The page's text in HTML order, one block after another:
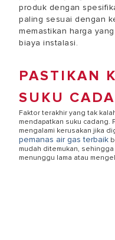
produk dengan
paling sesuai dengan
memastikan harga
biaya instalasi.
PASTIKAN
SUKU
Faktor terakhir yang tak
mendapatkan suku cadang.
mengalami kerusakan jika
pemanas air gas terbaik
mudah ditemukan,
menunggu lama atau